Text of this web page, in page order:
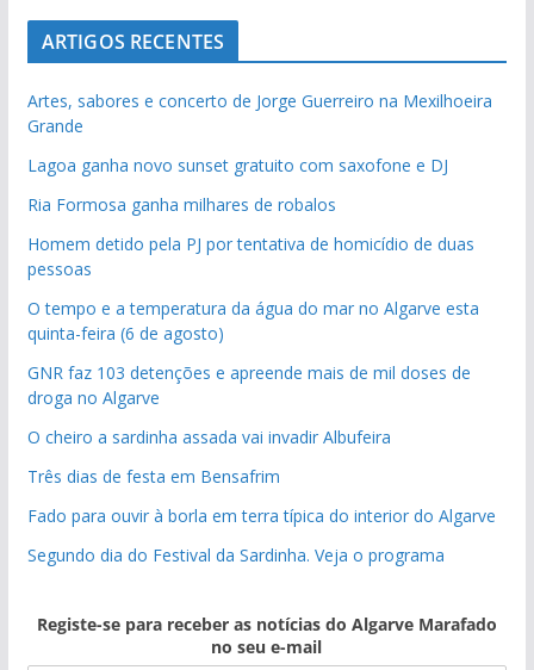
ARTIGOS RECENTES
Artes, sabores e concerto de Jorge Guerreiro na Mexilhoeira
Grande
Lagoa ganha novo sunset gratuito com saxofone e DJ
Ria Formosa ganha milhares de robalos
Homem detido pela PJ por tentativa de homicídio de duas
pessoas
O tempo e a temperatura da água do mar no Algarve esta
quinta-feira (6 de agosto)
GNR faz 103 detenções e apreende mais de mil doses de
droga no Algarve
O cheiro a sardinha assada vai invadir Albufeira
Três dias de festa em Bensafrim
Fado para ouvir à borla em terra típica do interior do Algarve
Segundo dia do Festival da Sardinha. Veja o programa
Registe-se para receber as notícias do Algarve Marafado
no seu e-mail